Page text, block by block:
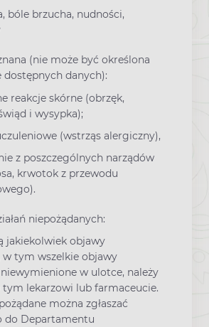
bóle brzucha, nudności,
(nie może być określona
dostępnych danych):
reakcje skórne (obrzęk,
i wysypka);
(wstrząs alergiczny),
z poszczególnych narządów
krwotok z przewodu
niepożądanych:
jakiekolwiek objawy
w tym wszelkie objawy
w ulotce, należy
tym lekarzowi lub farmaceucie.
można zgłaszać
do Departamentu